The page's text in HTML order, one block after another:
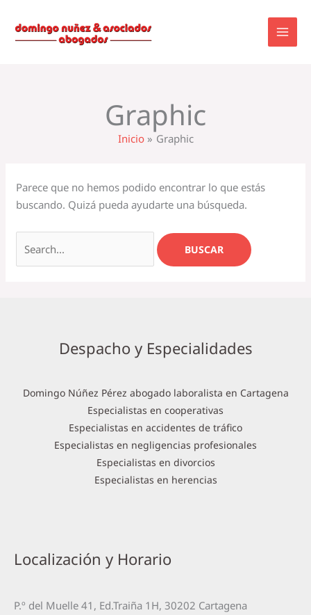
contenido
Graphic
Inicio Graphic
Parece que no hemos podido encontrar lo que estás
buscando. Quizá pueda ayudarte una búsqueda.
por:
Despacho y Especialidades
Domingo Núñez Pérez abogado laboralista en Cartagena
Especialistas en cooperativas
Especialistas en accidentes de tráfico
Especialistas en negligencias profesionales
Especialistas en divorcios
Especialistas en herencias
Localización y Horario
P.º del Muelle 41, Ed.Traiña 1H, 30202 Cartagena